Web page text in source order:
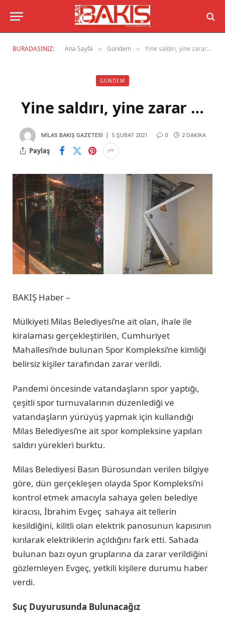
BURADASINIZ: Ana Sayfa » Gündem » Yine saldırı, yine zarar …
GÜNDEM
Yine saldırı, yine zarar …
MILAS BAKIŞ GAZETESI 5 ŞUBAT 2021 0 2 DAKIKA
Paylaş
BAKIŞ Haber –
Mülkiyeti Milas Belediyesi’ne ait olan, ihale ile
kiralaması gerçekleştirilen, Cumhuriyet
Mahallesi’nde bulunan Spor Kompleksi’ne kimliği
belirsiz kişiler tarafından zarar verildi.
Pandemi öncesinde vatandaşların spor yaptığı,
çeşitli spor turnuvalarının düzenlediği ve
vatandaşların yürüyüş yapmak için kullandığı
Milas Belediyesi’ne ait spor kompleksine yapılan
saldırı yürekleri burktu.
Milas Belediyesi Basın Bürosundan verilen bilgiye
göre, dün gerçekleşen olayda Spor Kompleksi’ni
kontrol etmek amacıyla sahaya gelen belediye
kiracısı, İbrahim Evgeç sahaya ait tellerin
kesildiğini, kilitli olan elektrik panosunun kapısının
kırılarak elektriklerin açıldığını fark etti. Sahada
bulunan bazı oyun gruplarına da zarar verildiğini
gözlemleyen Evgeç, yetkili kişilere durumu haber
verdi.
Suç Duyurusunda Bulunacağız